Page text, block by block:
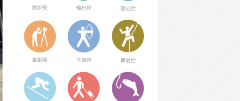
跑步控 骑行控 登山控
摄影控 弓箭控 攀岩控